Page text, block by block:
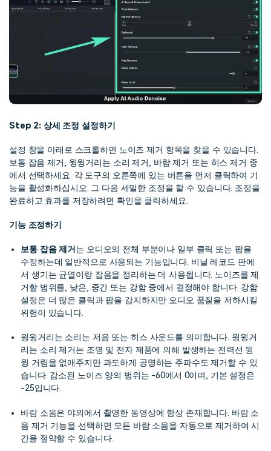
Step 2: 상세 조정 설정하기
설정 창을 아래로 스크롤하면 노이즈 제거 항목을 찾을 수 있습니다.
보통 잡음 제거, 윙윙거리는 소리 제거, 바람 제거 또는 히스 제거 중
에서 선택하세요. 각 도구의 오른쪽에 있는 버튼을 먼저 클릭하여 기
능을 활성화하십시오. 그 다음 세밀한 조정을 할 수 있습니다. 조정을
완료하고 효과를 저장하려면 확인을 클릭하세요.
기능 조정하기
보통 잡음 제거 는 오디오의 전체 부분이나 일부 클릭 또는 팝을
수정하는데 일반적으로 사용되는 기능입니다. 비닐 레코드 판에
서 생기는 균열이랑 잡음을 정리하는 데 사용됩니다. 노이즈를 제
거할 범위를, 낮은, 중간 또는 강함 중에서 결정해야 합니다. 강함
설정은 더 많은 클릭과 팝을 감지하지만 오디오 품질을 저하시킬
위험이 있습니다.
윙윙거리는 소리는 저음 또는 히스 사운드를 의미합니다. 윙윙거
리는 소리 제거는 조명 및 전자 제품에 의해 발생하는 전력선 윙
윙 거림을 없애주지만 과도하게 공명하는 주파수도 제거할 수 있
습니다. 감소된 노이즈 양의 범위는 -60에서 0이며, 기본 설정은
-25입니다.
바람 소음은 야외에서 촬영한 동영상에 항상 존재합니다. 바람 소
음 제거 기능을 선택하면 모든 바람 소음을 자동으로 제거하여 시
간을 절약할 수 있습니다.